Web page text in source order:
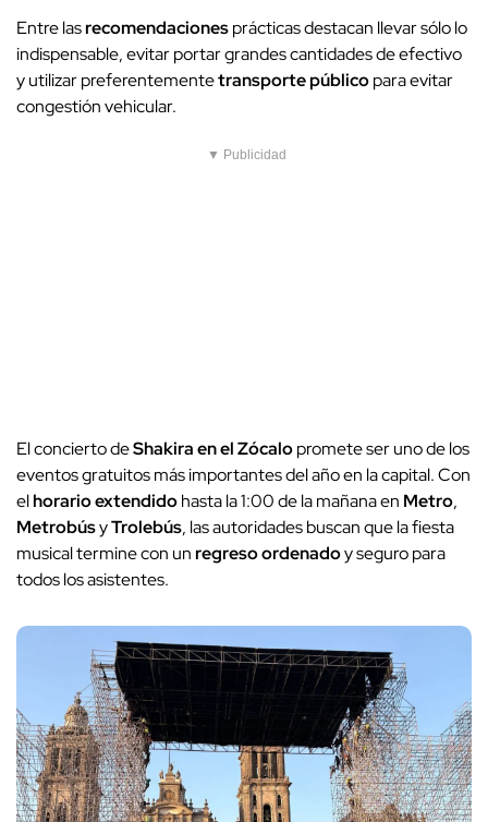
Entre lasrecomendacionesprácticas destacan llevar sólo lo
indispensable, evitar portar grandes cantidades de efectivo
y utilizar preferentementetransporte públicopara evitar
congestión vehicular.
▼ Publicidad
El concierto deShakira en el Zócalopromete ser uno de los
eventos gratuitos más importantes del año en la capital. Con
elhorario extendidohasta la 1:00 de la mañana en Metro,
MetrobúsyTrolebús, las autoridades buscan que la fiesta
musical termine con unregreso ordenadoy seguro para
todos los asistentes.